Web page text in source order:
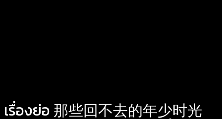
เรื่องย่อ 那些回不去的年少时光